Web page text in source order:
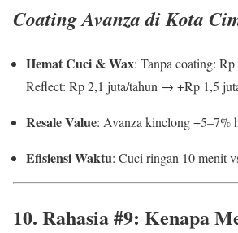
Coating Avanza di Kota
Hemat Cuci & Wax: Tanpa coating:
Reflect: Rp 2,1 juta/tahun → +Rp 1,5
Resale Value: Avanza kinclong +5–7%
Efisiensi Waktu: Cuci ringan 10 menit
10. Rahasia #9: Kenapa